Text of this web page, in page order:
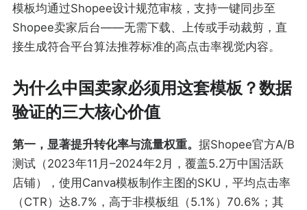
模板均通过Shopee设计规范审核，支持一键同步至
Shopee卖家后台——无需下载、上传或手动裁剪，直
接生成符合平台算法推荐标准的高点击率视觉内容。
为什么中国卖家必须用这套模板？数据
验证的三大核心价值
第一，显著提升转化率与流量权重。 据Shopee官方A/B
测试（2023年11月–2024年2月，覆盖5.2万中国活跃
店铺），使用Canva模板制作主图的SKU，平均点击率
（CTR）达8.7%，高于非模板组（5.1%）70.6%；其